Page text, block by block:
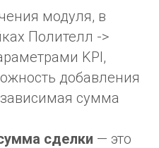
модуля, в
Полителл ->
KPI,
добавления
сумма
сделки — это